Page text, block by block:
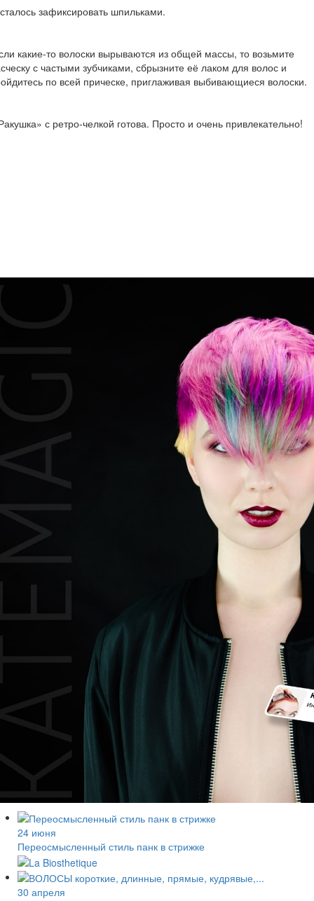
зафиксировать шпильками.
какие-то волоски вырываются из общей массы, то возьмите
с частыми зубчиками, сбрызните её лаком для волос и
по всей прическе, приглаживая выбивающиеся волоски.
с ретро-челкой готова. Просто и очень привлекательно!
24 июня
Переосмысленный стиль панк в стрижке
30 апреля